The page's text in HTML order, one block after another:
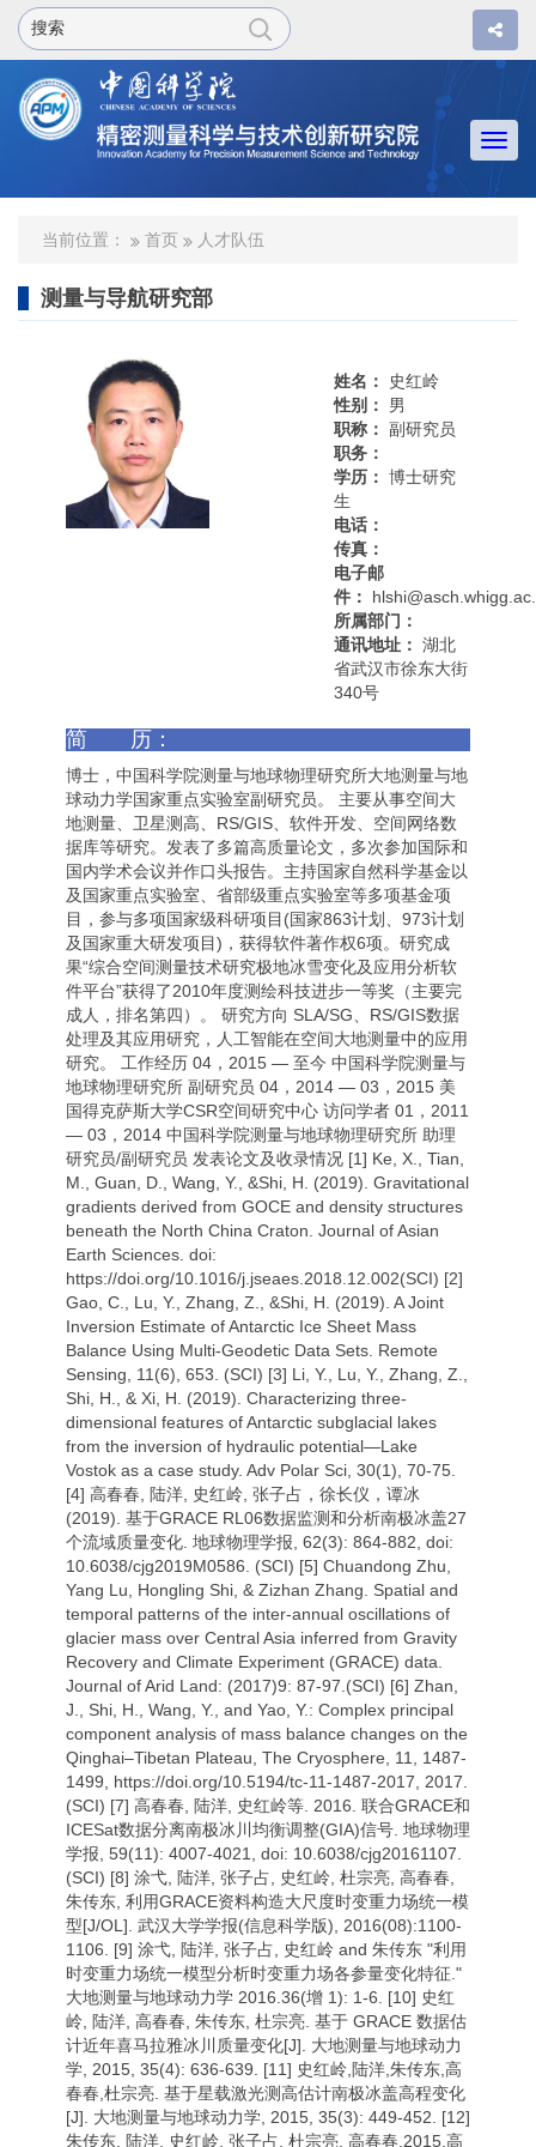
当前位置： 首页 人才队伍
测量与导航研究部
姓名：
史红岭
性别：
男
职称： 副研究员
职务：
学历： 博士研究
生
电话：
传真：
电子邮
件：
所属部门：
通讯地址： 湖北
省武汉市徐东大街
340号
简 历：
博士，中国科学院测量与地球物理研究所大地测量与地
球动力学国家重点实验室副研究员。 主要从事空间大
地测量、卫星测高、RS/GIS、软件开发、空间网络数
据库等研究。发表了多篇高质量论文，多次参加国际和
国内学术会议并作口头报告。主持国家自然科学基金以
及国家重点实验室、省部级重点实验室等多项基金项
目，参与多项国家级科研项目(国家863计划、973计划
及国家重大研发项目)，获得软件著作权6项。研究成
果“综合空间测量技术研究极地冰雪变化及应用分析软
件平台”获得了2010年度测绘科技进步一等奖（主要完
成人，排名第四）。 研究方向 SLA/SG、RS/GIS数据
处理及其应用研究，人工智能在空间大地测量中的应用
研究。 工作经历 04，2015 — 至今 中国科学院测量与
地球物理研究所 副研究员 04，2014 — 03，2015 美
国得克萨斯大学CSR空间研究中心 访问学者 01，2011
— 03，2014 中国科学院测量与地球物理研究所 助理
研究员/副研究员 发表论文及收录情况 [1] Ke, X., Tian,
M., Guan, D., Wang, Y., &Shi, H. (2019). Gravitational
gradients derived from GOCE and density structures
beneath the North China Craton. Journal of Asian
Earth Sciences. doi:
https://doi.org/10.1016/j.jseaes.2018.12.002(SCI) [2]
Gao, C., Lu, Y., Zhang, Z., &Shi, H. (2019). A Joint
Inversion Estimate of Antarctic Ice Sheet Mass
Balance Using Multi-Geodetic Data Sets. Remote
Sensing, 11(6), 653. (SCI) [3] Li, Y., Lu, Y., Zhang, Z.,
Shi, H., & Xi, H. (2019). Characterizing three-
dimensional features of Antarctic subglacial lakes
from the inversion of hydraulic potential—Lake
Vostok as a case study. Adv Polar Sci, 30(1), 70-75.
[4] 高春春, 陆洋, 史红岭, 张子占，徐长仪，谭冰
(2019). 基于GRACE RL06数据监测和分析南极冰盖27
个流域质量变化. 地球物理学报, 62(3): 864-882, doi:
10.6038/cjg2019M0586. (SCI) [5] Chuandong Zhu,
Yang Lu, Hongling Shi, & Zizhan Zhang. Spatial and
temporal patterns of the inter-annual oscillations of
glacier mass over Central Asia inferred from Gravity
Recovery and Climate Experiment (GRACE) data.
Journal of Arid Land: (2017)9: 87-97.(SCI) [6] Zhan,
J., Shi, H., Wang, Y., and Yao, Y.: Complex principal
component analysis of mass balance changes on the
Qinghai–Tibetan Plateau, The Cryosphere, 11, 1487-
1499, https://doi.org/10.5194/tc-11-1487-2017, 2017.
(SCI) [7] 高春春, 陆洋, 史红岭等. 2016. 联合GRACE和
ICESat数据分离南极冰川均衡调整(GIA)信号. 地球物理
学报, 59(11): 4007-4021, doi: 10.6038/cjg20161107.
(SCI) [8] 涂弋, 陆洋, 张子占, 史红岭, 杜宗亮, 高春春,
朱传东, 利用GRACE资料构造大尺度时变重力场统一模
型[J/OL]. 武汉大学学报(信息科学版), 2016(08):1100-
1106. [9] 涂弋, 陆洋, 张子占, 史红岭 and 朱传东 "利用
时变重力场统一模型分析时变重力场各参量变化特征."
大地测量与地球动力学 2016.36(增 1): 1-6. [10] 史红
岭, 陆洋, 高春春, 朱传东, 杜宗亮. 基于 GRACE 数据估
计近年喜马拉雅冰川质量变化[J]. 大地测量与地球动力
学, 2015, 35(4): 636-639. [11] 史红岭,陆洋,朱传东,高
春春,杜宗亮. 基于星载激光测高估计南极冰盖高程变化
[J]. 大地测量与地球动力学, 2015, 35(3): 449-452. [12]
朱传东, 陆洋, 史红岭, 张子占, 杜宗亮, 高春春.2015.高